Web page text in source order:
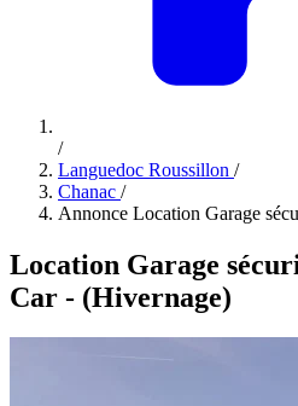
/
Languedoc Roussillon /
Chanac /
Annonce Location Garage
Location Garage
Car - (Hivernage)